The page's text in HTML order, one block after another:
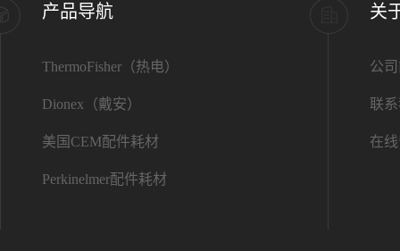
产品导航
ThermoFisher（热电）
Dionex（戴安）
美国CEM配件耗材
Perkinelmer配件耗材
关
公
联
在